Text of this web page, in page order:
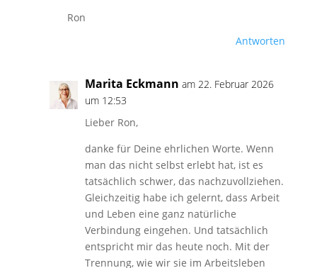
Ron
Antworten
Marita Eckmann am 22. Februar 2026
um 12:53
Lieber Ron,
danke für Deine ehrlichen Worte. Wenn
man das nicht selbst erlebt hat, ist es
tatsächlich schwer, das nachzuvollziehen.
Gleichzeitig habe ich gelernt, dass Arbeit
und Leben eine ganz natürliche
Verbindung eingehen. Und tatsächlich
entspricht mir das heute noch. Mit der
Trennung, wie wir sie im Arbeitsleben